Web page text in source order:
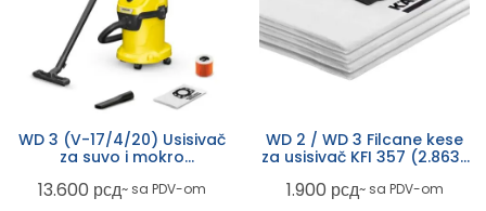
WD 3 (V-17/4/20) Usisivač
za suvo i mokro
13.600 рсд~ sa PDV-om
WD 2 / WD 3 Filcane kese
za usisivač KFI 357 (2.863-
1.900 рсд~ sa PDV-om